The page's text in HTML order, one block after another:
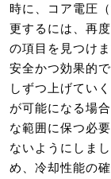
時に、コア電圧
更するには、再
の項目を見つけ
安全かつ効果的
しずつ上げてい
が可能になる場
な範囲に保つ必
ないようにしま
め、冷却性能の